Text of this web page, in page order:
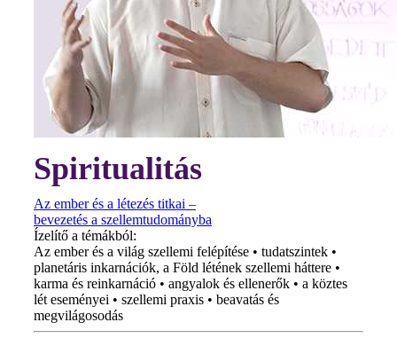
Spiritualitás
Az ember és a létezés titkai –
bevezetés a szellemtudományba
Ízelítő a témákból:
Az ember és a világ szellemi felépítése • tudatszintek •
planetáris inkarnációk, a Föld létének szellemi háttere •
karma és reinkarnáció • angyalok és ellenerők • a köztes
lét eseményei • szellemi praxis • beavatás és
megvilágosodás